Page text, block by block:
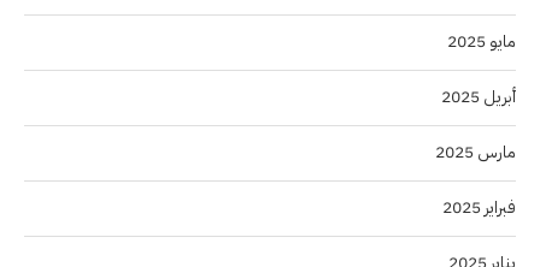
مايو 2025
أبريل 2025
مارس 2025
فبراير 2025